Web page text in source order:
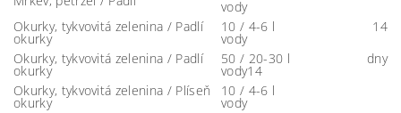
vody
Okurky, tykvovitá zelenina / Padlí
okurky
10 / 4-6 l
vody
14
Okurky, tykvovitá zelenina / Padlí
okurky
50 / 20-30 l
vody14
dny
Okurky, tykvovitá zelenina / Plíseň
okurky
10 / 4-6 l
vody